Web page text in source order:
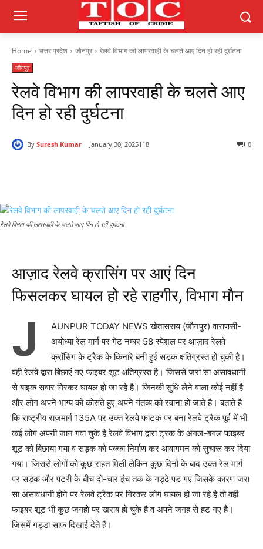
Home उत्तर प्रदेश जौनपुर रेलवे विभाग की लापरवाही के चलते आए दिन हो रही दुर्घटना
जौनपुर
रेलवे विभाग की लापरवाही के चलते आए
दिन हो रही दुर्घटना
By Suresh Kumar January 30, 2025 0
118
रेलवे विभाग की लापरवाही के चलते आए दिन हो रही दुर्घटना
आज़ाद रेलवे क्रासिंग पर आएं दिन
फिसलकर घायल हो रहे राहगीर, विभाग मौन
J
AUNPUR TODAY NEWS खेतासराय (जौनपुर) वाराणसी-
अयोध्या रेल मार्ग पर गेट नम्बर 58 स्पेशल पर आज़ाद रेलवे
क्रॉसिंग के ट्रैक के किनारे बनी हुई सड़क क्षतिग्रस्त हो चुकी है।
वही रेलवे द्वारा बिछाएं गए फाइबर शूट क्षतिग्रस्त है। जिससे जरा सा असावधानी
से बाइक सवार गिरकर घायल हो जा रहे है। जिनकी सुधि लेने वाला कोई नहीं है
और लोग अपने भाग्य को कोसते हुए अपने गंतव्य को रवाना हो जाते है। बताते है
कि राष्ट्रीय राजमार्ग 135A पर उक्त रेलवे फाटक पर बना रेलवे ट्रैक पूर्व में भी
कई लोग अपनी जान गवा चुके है रेलवे विभाग द्वारा ट्रक के अगल-बगल फाइबर
शूट को बिछाया गया व सड़क को पक्का निर्माण कर आवागमन को सुचारू कर दिया
गया। जिससे लोगों को कुछ राहत मिली लेकिन कुछ दिनों के बाद उक्त रेल मार्ग
पर सड़क और पटरी के बीच दो-चार इंच तक के गड्ढे पड़ गए जिसके कारण जरा
सा असावधानी होने पर रेलवे ट्रैक पर गिरकर लोग घायल हो जा रहे है तो वही
फाइबर शूट भी कुछ जगहों पर खराब हो चुके है व अपने जगह से हट गए है।
जिसमें गड्डा साफ दिखाई देते है।